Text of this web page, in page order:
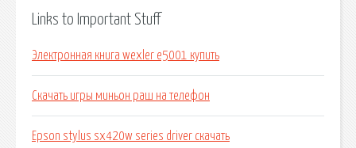
Links to Important Stuff
Электронная книга wexler e5001 купить
Скачать игры миньон раш на телефон
Epson stylus sx420w series driver скачать